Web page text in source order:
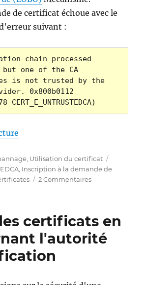
de certificat échoue avec le
suivant :
chain processed
one of the CA
is not trusted by the
0x800b0112
CERT_E_UNTRUSTEDCA)
Utilisation du certificat
Inscription à la demande de
2 Commentairessur
Zertifikats
Enroll
(EOBO)
certificats en
l'autorité